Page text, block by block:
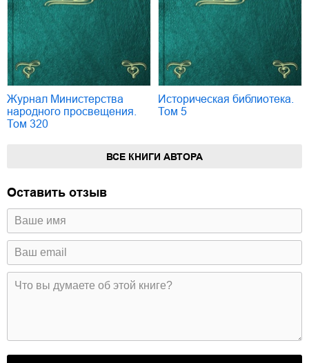
Журнал Министерства
народного просвещения.
Том 320
Историческая библиотека.
Том 5
ВСЕ КНИГИ АВТОРА
Оставить отзыв